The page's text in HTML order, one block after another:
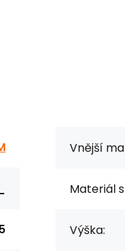
Vnější
Materiál
Výška: